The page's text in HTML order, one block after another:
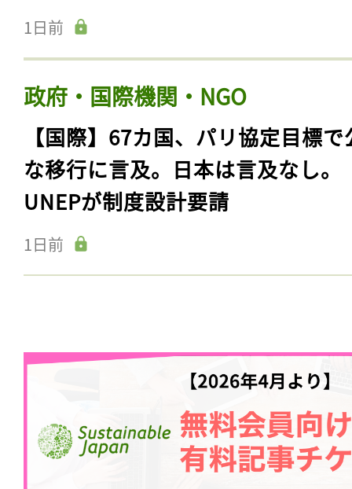
1日前
政府・国際機関・NGO
【国際】67カ国、パリ協定目標で
な移行に言及。日本は言及なし。
UNEPが制度設計要請
1日前